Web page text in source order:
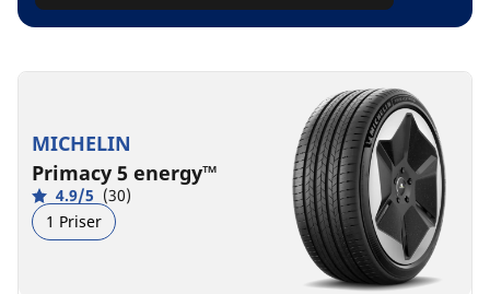
MICHELIN
Primacy 5 energy™
4.9/5 (30)
1 Priser